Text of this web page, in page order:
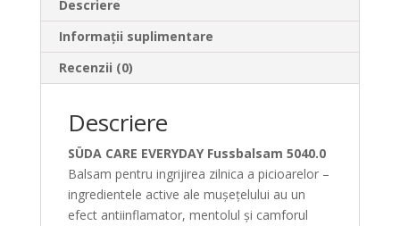
Descriere
Informații suplimentare
Recenzii (0)
Descriere
SÜDA CARE EVERYDAY Fussbalsam 5040.0
Balsam pentru ingrijirea zilnica a picioarelor –
ingredientele active ale mușețelului au un
efect antiinflamator, mentolul și camforul